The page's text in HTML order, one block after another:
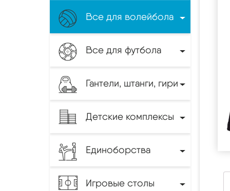
Все для волейбола
Все для футбола
Гантели, штанги, гири
Детские комплексы
Единоборства
Игровые столы